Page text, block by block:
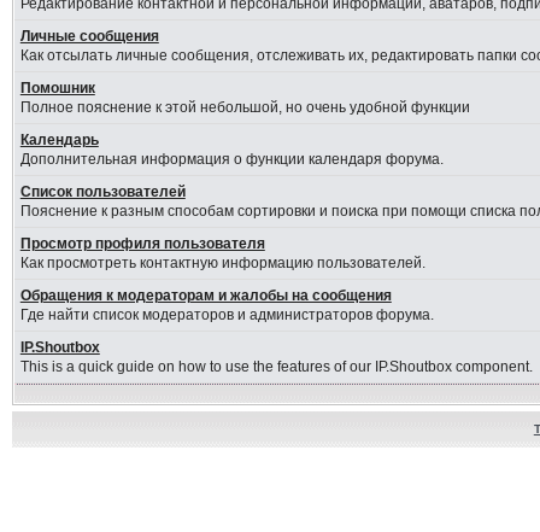
Редактирование контактной и персональной информации, аватаров,
Личные сообщения
Как отсылать личные сообщения, отслеживать их, редактировать папки
Помошник
Полное пояснение к этой небольшой, но очень удобной функции
Календарь
Дополнительная информация о функции календаря форума.
Список пользователей
Пояснение к разным способам сортировки и поиска при помощи списка
Просмотр профиля пользователя
Как просмотреть контактную информацию пользователей.
Обращения к модераторам и жалобы на сообщения
Где найти список модераторов и администраторов форума.
IP.Shoutbox
This is a quick guide on how to use the features of our IP.Shoutbox component.